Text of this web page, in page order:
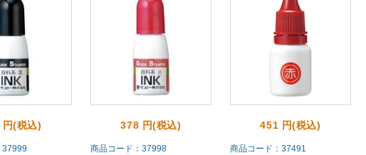
(税込)
37999
378 円(税込)
商品コード：37998
451 円(税込)
商品コード：37491